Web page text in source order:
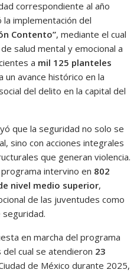
correspondiente al año
implementación del
Contento”, mediante el cual
salud mental y emocional a
a mil 125 planteles
un avance histórico en la
del delito en la capital del
que la seguridad no solo se
sino con acciones integrales
que generan violencia.
intervino en 802
nivel medio superior,
de las juventudes como
en marcha del programa
del cual se atendieron 23
de México durante 2025,